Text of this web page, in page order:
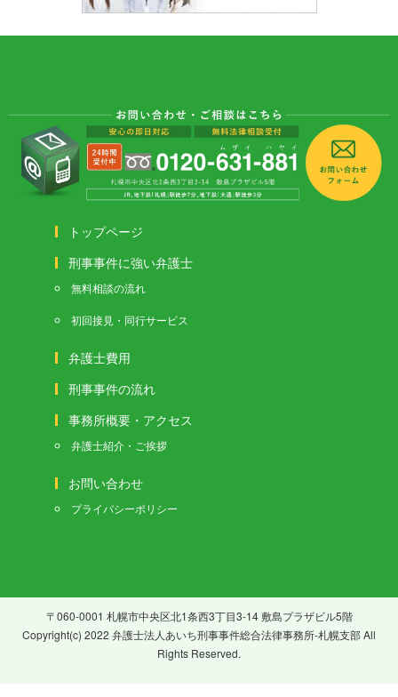
トップページ
刑事事件に強い弁護士
無料相談の流れ
初回接見・同行サービス
弁護士費用
刑事事件の流れ
事務所概要・アクセス
弁護士紹介・ご挨拶
お問い合わせ
プライバシーポリシー
〒060-0001 札幌市中央区北1条西3丁目3-14 敷島プラザビル5階
Copyright(c) 2022 弁護士法人あいち刑事事件総合法律事務所-札幌支部 All
Rights Reserved.